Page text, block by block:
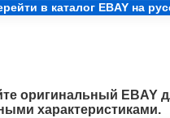
в каталог EBAY на
оригинальный EBAY
характеристиками.